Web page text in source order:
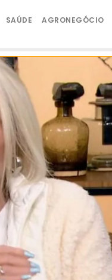
SAÚDE AGRONEGÓCIO